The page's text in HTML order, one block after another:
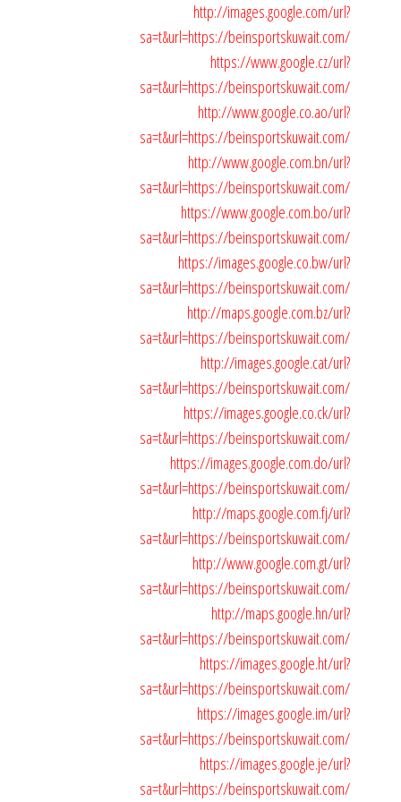
http://images.google.com/url?
sa=t&url=https://beinsportskuwait.com/
https://www.google.cz/url?
sa=t&url=https://beinsportskuwait.com/
http://www.google.co.ao/url?
sa=t&url=https://beinsportskuwait.com/
http://www.google.com.bn/url?
sa=t&url=https://beinsportskuwait.com/
https://www.google.com.bo/url?
sa=t&url=https://beinsportskuwait.com/
https://images.google.co.bw/url?
sa=t&url=https://beinsportskuwait.com/
http://maps.google.com.bz/url?
sa=t&url=https://beinsportskuwait.com/
http://images.google.cat/url?
sa=t&url=https://beinsportskuwait.com/
https://images.google.co.ck/url?
sa=t&url=https://beinsportskuwait.com/
https://images.google.com.do/url?
sa=t&url=https://beinsportskuwait.com/
http://maps.google.com.fj/url?
sa=t&url=https://beinsportskuwait.com/
http://www.google.com.gt/url?
sa=t&url=https://beinsportskuwait.com/
http://maps.google.hn/url?
sa=t&url=https://beinsportskuwait.com/
https://images.google.ht/url?
sa=t&url=https://beinsportskuwait.com/
https://images.google.im/url?
sa=t&url=https://beinsportskuwait.com/
https://images.google.je/url?
sa=t&url=https://beinsportskuwait.com/